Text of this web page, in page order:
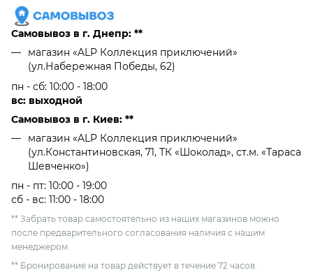
Самовывоз в г. Днепр: **
магазин «ALP Коллекция приключений»
(ул.Набережная Победы, 62)
пн - сб: 10:00 - 18:00
вс: выходной
Самовывоз в г. Киев: **
магазин «ALP Коллекция приключений»
(ул.Константиновская, 71, ТК «Шоколад», ст.м. «Тараса
Шевченко»)
пн - пт: 10:00 - 19:00
сб - вс: 11:00 - 18:00
** Забрать товар самостоятельно из наших магазинов можно
после предварительного согласования наличия с нашим
менеджером.
** Бронирование на товар действует в течение 72 часов.